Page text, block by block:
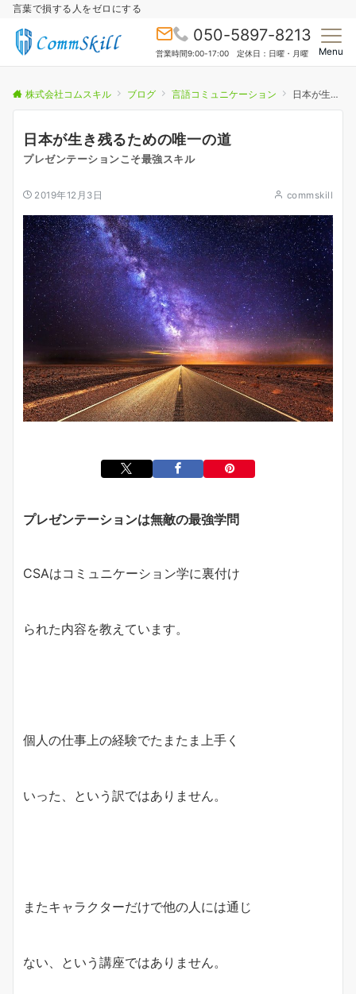
言葉で損する人をゼロにする
050-5897-8213
営業時間9:00-17:00 定休日：日曜・月曜 Menu
株式会社コムスキル ブログ 言語コミュニケーション 日本が生き残るための唯一の道
日本が生き残るための唯一の道
プレゼンテーションこそ最強スキル
2019年12月3日 commskill
プレゼンテーションは無敵の最強学問
CSAはコミュニケーション学に裏付け
られた内容を教えています。
個人の仕事上の経験でたまたま上手く
いった、という訳ではありません。
またキャラクターだけで他の人には通じ
ない、という講座ではありません。